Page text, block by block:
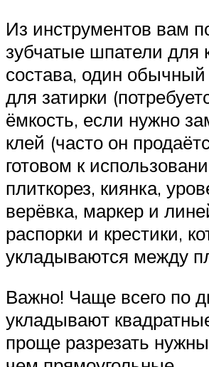
Из инструментов вам
зубчатые шпатели для
состава, один
для затирки
ёмкость, если нужно
клей (часто он
готовом к
плиткорез, киянка,
верёвка, маркер и
распорки и крестики,
укладываются между
Важно! Чаще всего по
укладывают
проще разрезать